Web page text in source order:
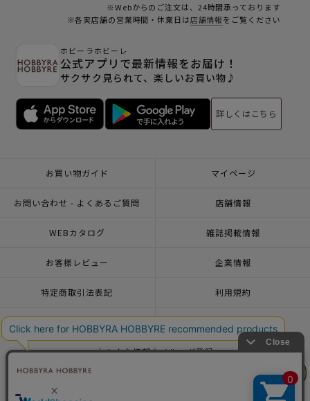
フェア
フェア
※Webからのご注文は、24時間承っております
※各実店舗の営業時間・休業日は店舗情報をご覧ください
ホビーラホビーレ
公式アプリで最新情報をお届け！
サクサク見られて、楽しいお買い物♪
詳しくはこちら
お買い物ガイド マイページ
お問い合わせ - よくあるご質問 店舗情報
WEBカタログ 雑誌掲載情報
お客様レビュー 企業情報
特定商取引法表記 利用規約
一緒に働こう♪求人情報
おトクな情報♪メルマガ登録